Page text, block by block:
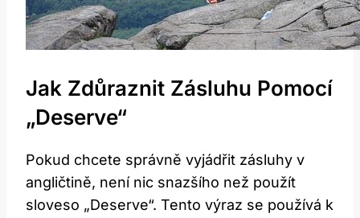
Jak Zdůraznit Zásluhu Pomocí
„Deserve“
Pokud chcete správně vyjádřit zásluhy v
angličtině, není nic snazšího než použít
sloveso „Deserve“. Tento výraz se používá k